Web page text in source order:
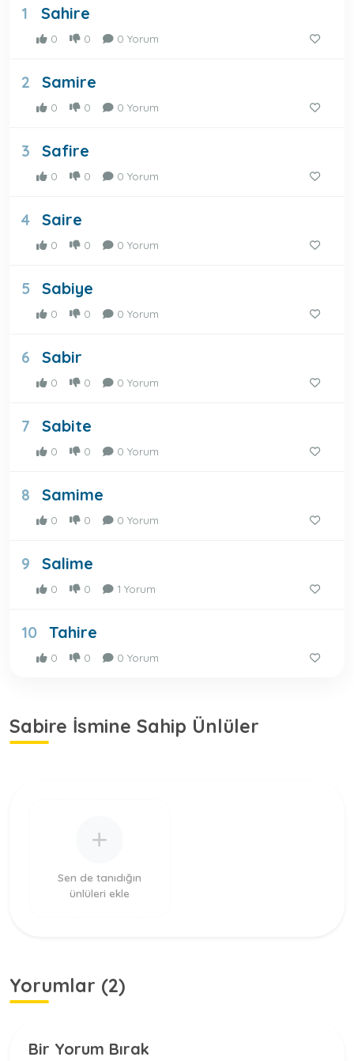
1 Sahire
0 0 0 Yorum
2 Samire
0 0 0 Yorum
3 Safire
0 0 0 Yorum
4 Saire
0 0 0 Yorum
5 Sabiye
0 0 0 Yorum
6 Sabir
0 0 0 Yorum
7 Sabite
0 0 0 Yorum
8 Samime
0 0 0 Yorum
9 Salime
0 0 1 Yorum
10 Tahire
0 0 0 Yorum
Sabire İsmine Sahip Ünlüler
Sen de tanıdığın
ünlüleri ekle
Yorumlar (2)
Bir Yorum Bırak